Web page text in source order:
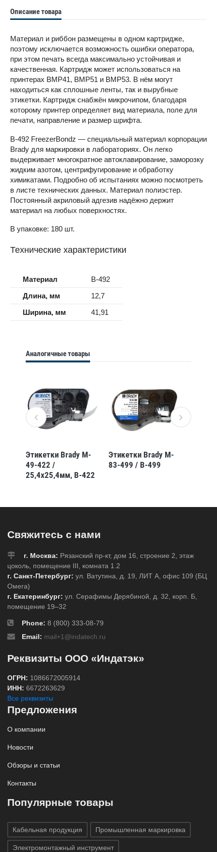
Описание товара
Материал и риббон размещены в одном картридже,
поэтому исключается возможность ошибки оператора,
при этом печать всегда максимально устойчивая и
качественная. Картридж может использоваться на
принтерах BMP41, BMP51 и BMP53. В нём могут
находиться как сплошные ленты, так и вырубные
этикетки. Картридж снабжён микрочипом, благодаря
которому принтер определяет вид материала, поле для
печати, направление и размер шрифта.
B-492 FreezerBondz — специальный материал корпорации
Brady для маркировки в лабораториях. Он легко
выдерживает многократное автоклавирование, заморозку
жидким азотом, центрифугирование и обработку
химикатами. Подробно об испытаниях можно посмотреть
в листе технических данных. Материал полиэстер.
Постоянный акриловый адгезив надёжно держит
материал на любых поверхностях.
В упаковке: 180 шт.
Технические характеристики
Материал
B-492
Длина, мм
12,7
Ширина, мм
41,91
Аналогичные товары
Этикетки Brady M-
49-422 /
25,4x25,4мм, B-422
Этикетки Brady M-
83-499 / B-499
Свяжитесь с нами
г. Москва: Рязанский пр-кт, дом 16, строение 2, этаж
цоколь, помещение III, комната 1.2
г. Санкт-Петербург: ул. Ватутина, д. 19, ЛИТ А, офис 109 (БЦ
Омега)
г. Екатеринбург: ул. Серафимы Дерябиной, д. 32, корп. Б,
помещение 19–32
Phone: 8 (800) 333-08-79
Email: mail+1@indatech.ru
Реквизиты ООО «Индатэк»
ОГРН: 1086672005914
ИНН: 6672263629
Все реквизиты
Предложения
О компании
Новости
Обзоры и статьи
Контакты
Популярные товары
Кабельная продукция Промышленная маркировка
Электромонтажный инструмент